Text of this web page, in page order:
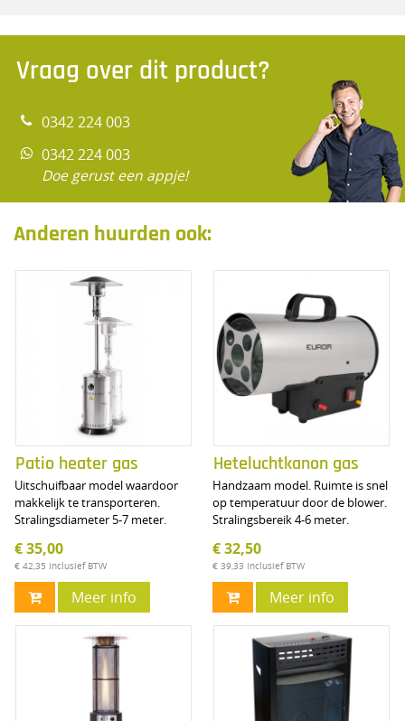
Vraag over dit product?
0342 224 003
0342 224 003
Doe gerust een appje!
Anderen huurden ook:
Patio heater gas
Uitschuifbaar model waardoor
makkelijk te transporteren.
Stralingsdiameter 5-7 meter.
€ 35,00
€ 42,35 Inclusief BTW
Meer info
Heteluchtkanon gas
Handzaam model. Ruimte is snel
op temperatuur door de blower.
Stralingsbereik 4-6 meter.
€ 32,50
€ 39,33 Inclusief BTW
Meer info